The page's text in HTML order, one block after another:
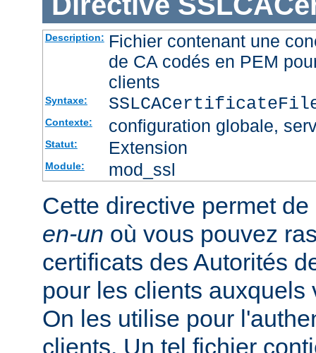
Description: Fichier contenant une
de CA codés en PEM
clients
Syntaxe:
Contexte: configuration globale,
Statut: Extension
Module: mod_ssl
Cette directive permet
en-un où vous pouvez
certificats des Autorités
pour les clients auxquels
On les utilise pour
clients. Un tel fichier